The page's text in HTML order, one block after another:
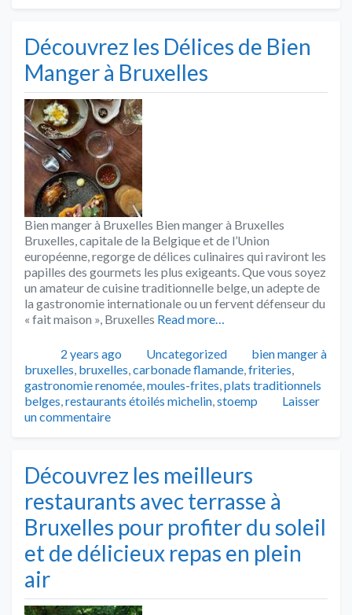
Découvrez les Délices de Bien
Manger à Bruxelles
Bien manger à Bruxelles Bien manger à Bruxelles
Bruxelles, capitale de la Belgique et de l’Union
européenne, regorge de délices culinaires qui raviront les
papilles des gourmets les plus exigeants. Que vous soyez
un amateur de cuisine traditionnelle belge, un adepte de
la gastronomie internationale ou un fervent défenseur du
« fait maison », Bruxelles Read more…
Publié2 years ago Catégories
Uncategorized Tags
bien manger à
bruxelles, bruxelles,carbonade flamande,friteries,
gastronomie renomée,moules-frites,plats traditionnels
belges,restaurants étoilés michelin,stoemp
Laisser
un commentaire
Découvrez les meilleurs
restaurants avec terrasse à
Bruxelles pour profiter du soleil
et de délicieux repas en plein
air